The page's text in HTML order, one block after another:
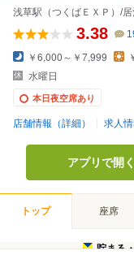
浅草駅（つくばＥＸＰ）/
3.38
￥6,000～￥7,999
水曜日
本日夜空席あり
店舗情報（詳細） 求人
アプリで開く
トップ 座席
貯まる